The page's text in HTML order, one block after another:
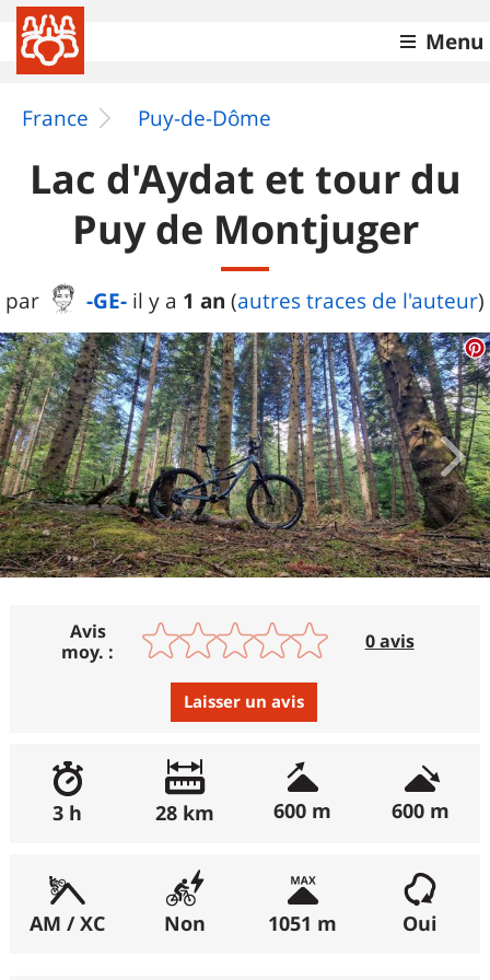
Menu
France Puy-de-Dôme
Lac d'Aydat et tour du
Puy de Montjuger
par -GE- il y a 1 an (autres traces de l'auteur)
Avis
moy. :
0 avis
Laisser un avis
Excellent
0%
Moyen
Médiocre:
0%
3 h 28 km 600 m 600 m
AM / XC Non 1051 m Oui